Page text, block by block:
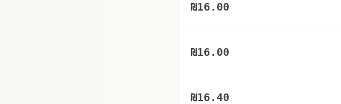
₪16.00
₪16.00
₪16.40